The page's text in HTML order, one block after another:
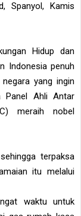
Spanyol, Kamis
Hidup dan
Indonesia penuh
yang ingin
Panel Ahli Antar
meraih nobel
terpaksa
itu melalui
waktu untuk